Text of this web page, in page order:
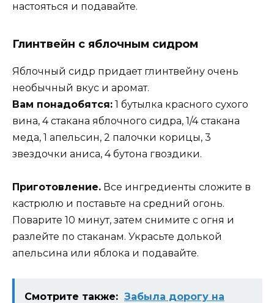
настояться и подавайте.
Глинтвейн с яблочным сидром
Яблочный сидр придает глинтвейну очень
необычный вкус и аромат.
Вам понадобятся: 1 бутылка красного сухого
вина, 4 стакана яблочного сидра, 1/4 стакана
меда, 1 апельсин, 2 палочки корицы, 3
звездочки аниса, 4 бутона гвоздики.
Приготовление. Все ингредиенты сложите в
кастрюлю и поставьте на средний огонь.
Поварите 10 минут, затем снимите с огня и
разлейте по стаканам. Украсьте долькой
апельсина или яблока и подавайте.
Смотрите также: Забыла дорогу на